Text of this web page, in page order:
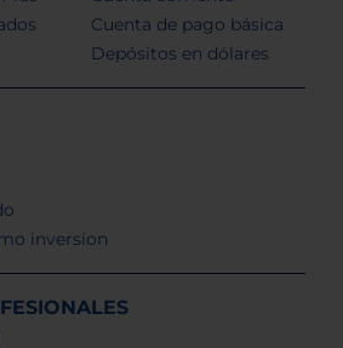
Cuenta de pago básica
Depósitos en dólares
inversion